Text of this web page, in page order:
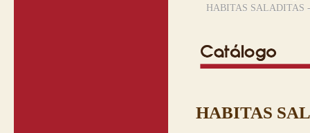
HABITAS SALADITAS
HABITAS